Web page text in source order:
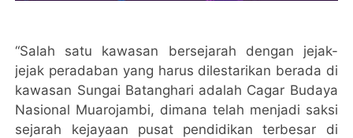
“Salah satu kawasan bersejarah dengan jejak-
jejak peradaban yang harus dilestarikan berada di
kawasan Sungai Batanghari adalah Cagar Budaya
Nasional Muarojambi, dimana telah menjadi saksi
sejarah kejayaan pusat pendidikan terbesar di